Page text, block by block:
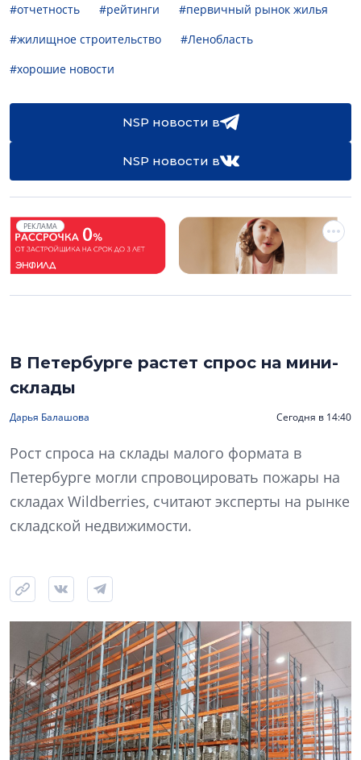
#отчетность #рейтинги
#первичный рынок жилья
#жилищное строительство
#Ленобласть
#хорошие новости
NSP новости в
NSP новости в
РЕКЛАМА
В Петербурге растет спрос на мини-
склады
Дарья Балашова Сегодня в 14:40
Рост спроса на склады малого формата в
Петербурге могли спровоцировать пожары на
складах Wildberries, считают эксперты на рынке
складской недвижимости.